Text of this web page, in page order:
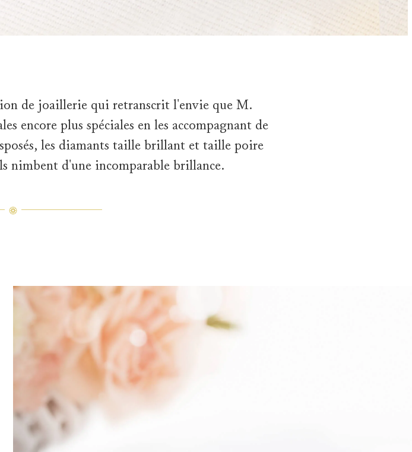
de joaillerie qui retranscrit l'envie que M.
encore plus spéciales en les accompagnant de
les diamants taille brillant et taille poire
nimbent d'une incomparable brillance.